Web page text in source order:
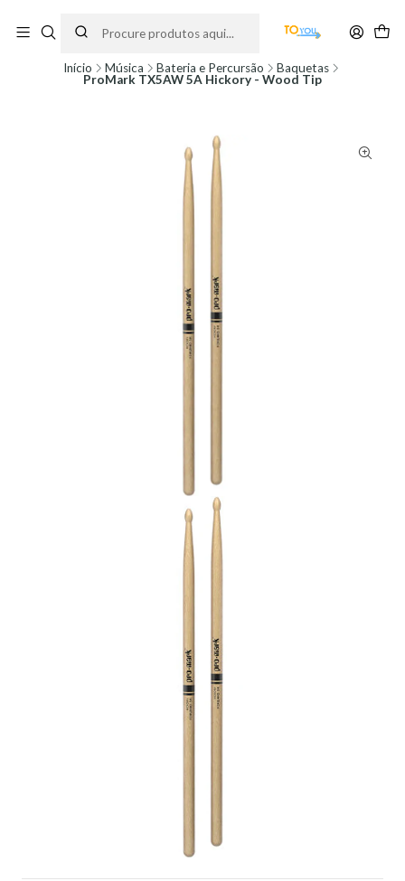
partir do dia 11 de Agosto, às 10H.
Início Música Bateria e Percursão
Baquetas
ProMark TX5AW 5A Hickory - Wood Tip